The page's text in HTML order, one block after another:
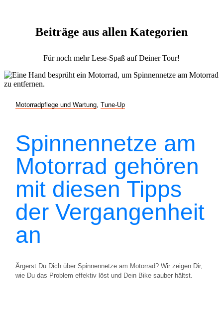
Beiträge aus allen Kategorien
Für noch mehr Lese-Spaß auf Deiner Tour!
Motorradpflege und Wartung Tune-Up
Spinnennetze am
Motorrad gehören
mit diesen Tipps
der Vergangenheit
an
Ärgerst Du Dich über Spinnennetze am Motorrad? Wir zeigen Dir,
wie Du das Problem effektiv löst und Dein Bike sauber hältst.